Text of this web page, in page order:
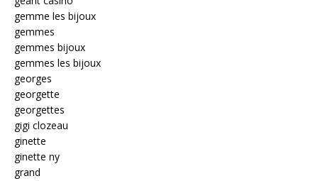
gemme les bijoux
gemmes
gemmes bijoux
gemmes les bijoux
georges
georgette
georgettes
gigi clozeau
ginette
ginette ny
grand